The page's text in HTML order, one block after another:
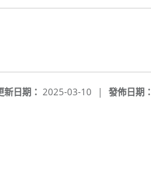
發佈日期：
新日期： 2025-03-10 |